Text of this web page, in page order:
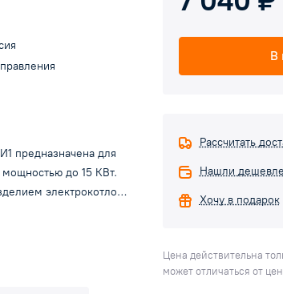
предназначена для
мощностью до 15 КВт.
электрокотлов
3 до 15 кВт. Панель
в помещении от
В
Рассчитать
Нашли
Хочу в подарок
Цена действительна
может отличаться от